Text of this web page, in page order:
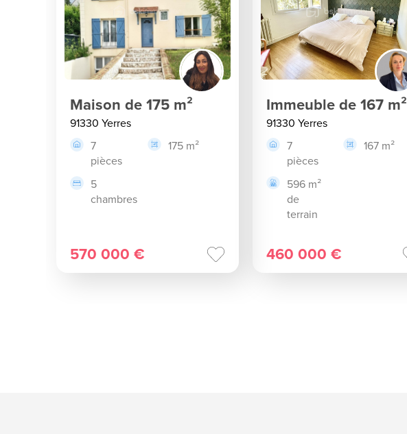
Maison de 175 m²
91330 Yerres
7
pièces
175 m²
5
chambres
570 000 €
Immeuble de 167 m²
91330 Yerres
7
pièces
167 m²
596 m²
de
terrain
460 000 €